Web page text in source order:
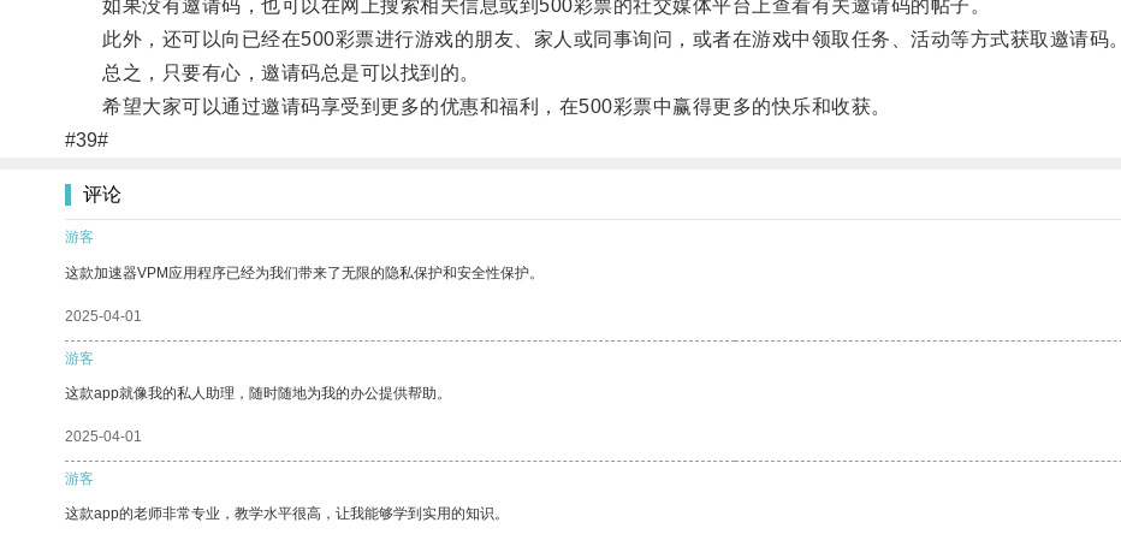
如果没有邀请码，也可以在网上搜索相关信息或到500彩票的社交媒体平台上查看有关邀请码的帖子。
此外，还可以向已经在500彩票进行游戏的朋友、家人或同事询问，或者在游戏中领取任务、活动等方式获取邀请码。
总之，只要有心，邀请码总是可以找到的。
希望大家可以通过邀请码享受到更多的优惠和福利，在500彩票中赢得更多的快乐和收获。
#39#
评论
游客
这款加速器VPM应用程序已经为我们带来了无限的隐私保护和安全性保护。
2025-04-01
游客
这款app就像我的私人助理，随时随地为我的办公提供帮助。
2025-04-01
游客
这款app的老师非常专业，教学水平很高，让我能够学到实用的知识。